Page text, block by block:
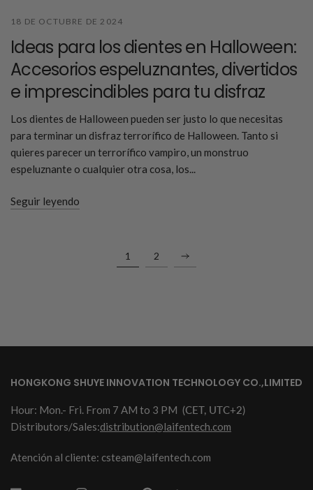
18 DE OCTUBRE DE 2024
Ideas para los dientes en Halloween:
Accesorios espeluznantes, divertidos
e imprescindibles para tu disfraz
Los dientes de Halloween pueden ser justo lo que necesitas
para terminar un disfraz terrorífico de Halloween. Tanto si
quieres parecer un terrorífico vampiro, un monstruo
espeluznante o cualquier otra cosa, los...
Seguir leyendo
1 2
HONGKONG SHUYE INNOVATION TECHNOLOGY CO.,LIMITED
Hour: Mon.- Fri. From 7 AM to 3 PM (CET, UTC+2)
Distributors/Sales:distribution@laifentech.com
Atención al cliente: csteam@laifentech.com